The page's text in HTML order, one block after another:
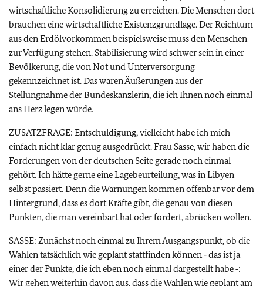
wirtschaftliche Konsolidierung zu erreichen. Die Menschen dort
brauchen eine wirtschaftliche Existenzgrundlage. Der Reichtum
aus den Erdölvorkommen beispielsweise muss den Menschen
zur Verfügung stehen. Stabilisierung wird schwer sein in einer
Bevölkerung, die von Not und Unterversorgung
gekennzeichnet ist. Das waren Äußerungen aus der
Stellungnahme der Bundeskanzlerin, die ich Ihnen noch einmal
ans Herz legen würde.
ZUSATZFRAGE: Entschuldigung, vielleicht habe ich mich
einfach nicht klar genug ausgedrückt. Frau Sasse, wir haben die
Forderungen von der deutschen Seite gerade noch einmal
gehört. Ich hätte gerne eine Lagebeurteilung, was in Libyen
selbst passiert. Denn die Warnungen kommen offenbar vor dem
Hintergrund, dass es dort Kräfte gibt, die genau von diesen
Punkten, die man vereinbart hat oder fordert, abrücken wollen.
SASSE: Zunächst noch einmal zu Ihrem Ausgangspunkt, ob die
Wahlen tatsächlich wie geplant stattfinden können ‑ das ist ja
einer der Punkte, die ich eben noch einmal dargestellt habe ‑:
Wir gehen weiterhin davon aus, dass die Wahlen wie geplant am